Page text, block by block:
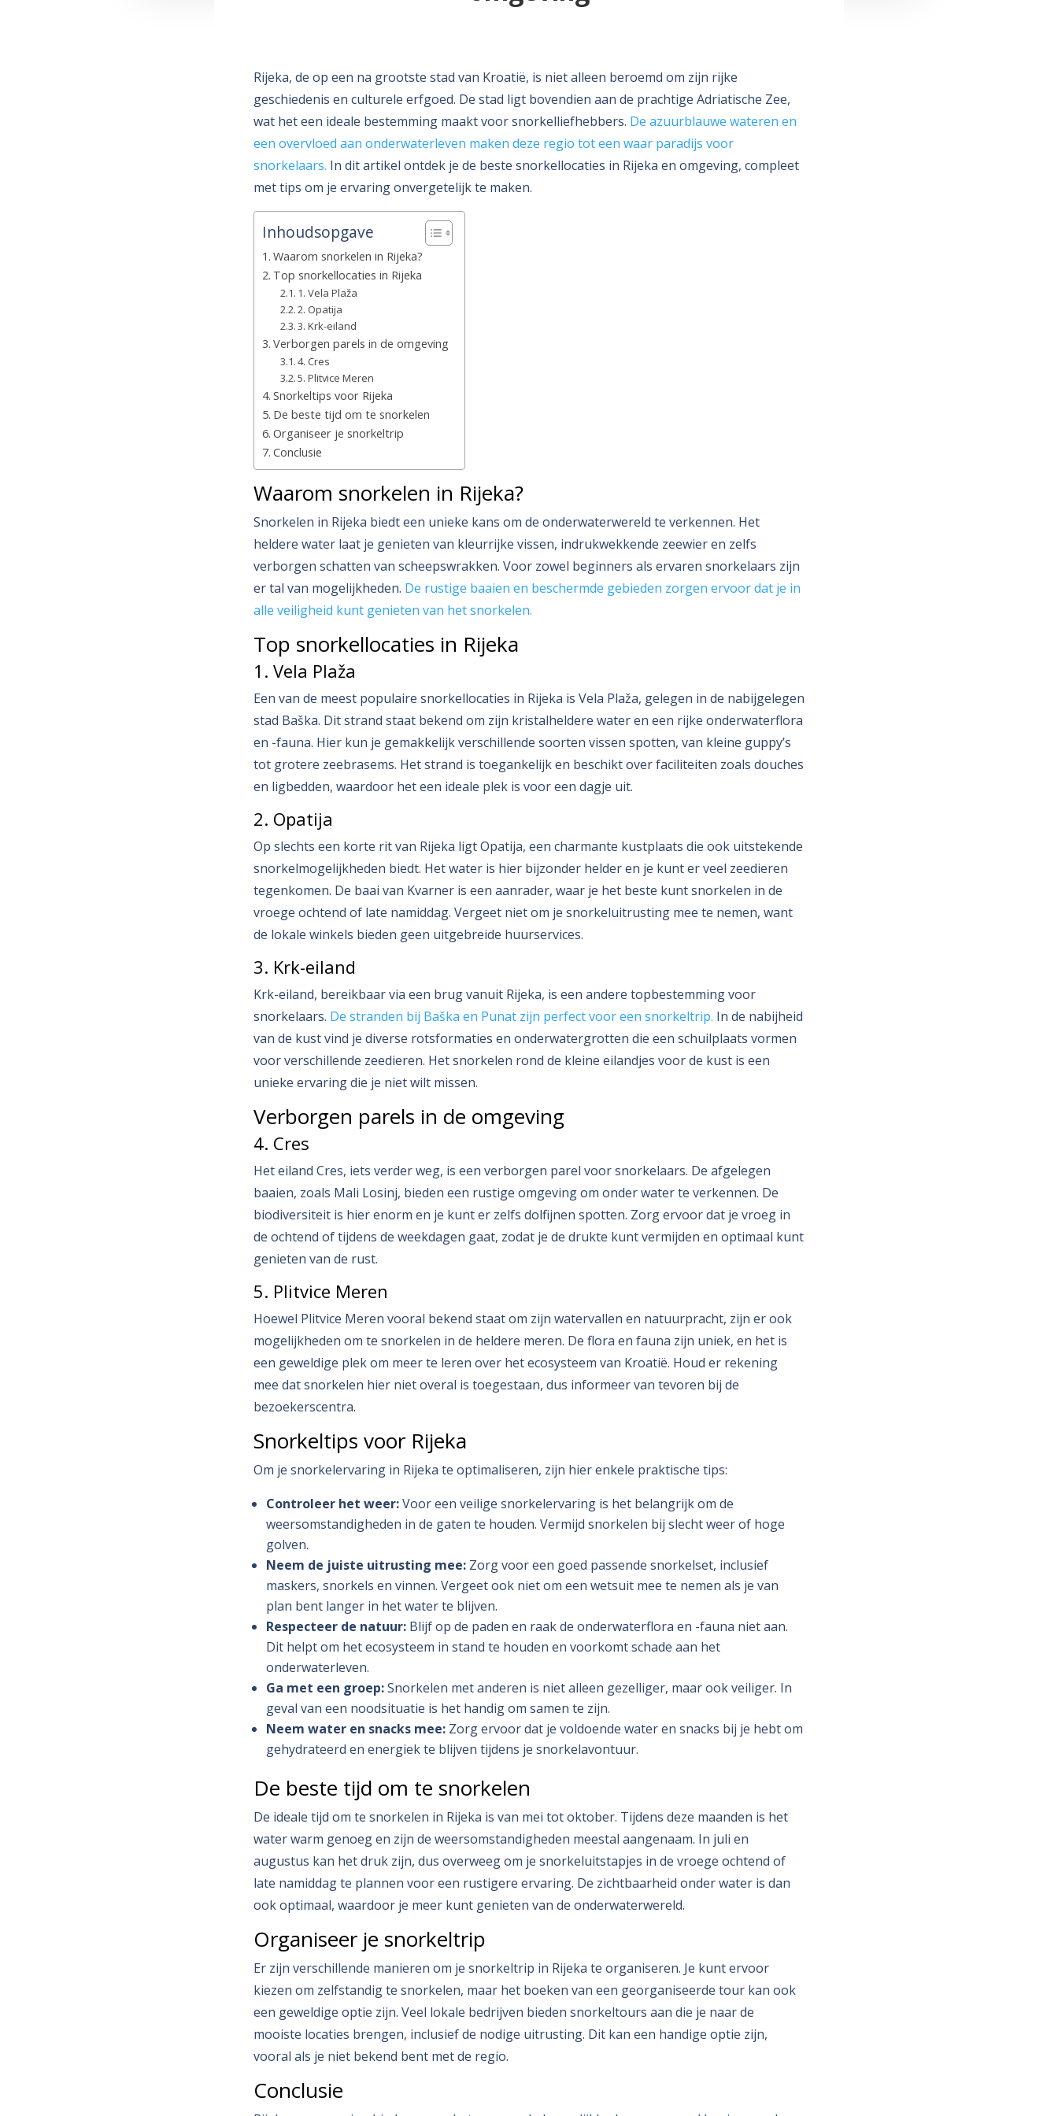
Rijeka, de op een na grootste stad van Kroatië, is niet alleen beroemd om zijn rijke
geschiedenis en culturele erfgoed. De stad ligt bovendien aan de prachtige Adriatische Zee,
wat het een ideale bestemming maakt voor snorkelliefhebbers. De azuurblauwe wateren en
een overvloed aan onderwaterleven maken deze regio tot een waar paradijs voor
snorkelaars. In dit artikel ontdek je de beste snorkellocaties in Rijeka en omgeving, compleet
met tips om je ervaring onvergetelijk te maken.
Inhoudsopgave
Waarom snorkelen in Rijeka?
Top snorkellocaties in Rijeka
1. Vela Plaža
2. Opatija
3. Krk-eiland
Verborgen parels in de omgeving
4. Cres
5. Plitvice Meren
Snorkeltips voor Rijeka
De beste tijd om te snorkelen
Organiseer je snorkeltrip
Conclusie
Waarom snorkelen in Rijeka?
Snorkelen in Rijeka biedt een unieke kans om de onderwaterwereld te verkennen. Het
heldere water laat je genieten van kleurrijke vissen, indrukwekkende zeewier en zelfs
verborgen schatten van scheepswrakken. Voor zowel beginners als ervaren snorkelaars zijn
er tal van mogelijkheden. De rustige baaien en beschermde gebieden zorgen ervoor dat je in
alle veiligheid kunt genieten van het snorkelen.
Top snorkellocaties in Rijeka
1. Vela Plaža
Een van de meest populaire snorkellocaties in Rijeka is Vela Plaža, gelegen in de nabijgelegen
stad Baška. Dit strand staat bekend om zijn kristalheldere water en een rijke onderwaterflora
en -fauna. Hier kun je gemakkelijk verschillende soorten vissen spotten, van kleine guppy’s
tot grotere zeebrasems. Het strand is toegankelijk en beschikt over faciliteiten zoals douches
en ligbedden, waardoor het een ideale plek is voor een dagje uit.
2. Opatija
Op slechts een korte rit van Rijeka ligt Opatija, een charmante kustplaats die ook uitstekende
snorkelmogelijkheden biedt. Het water is hier bijzonder helder en je kunt er veel zeedieren
tegenkomen. De baai van Kvarner is een aanrader, waar je het beste kunt snorkelen in de
vroege ochtend of late namiddag. Vergeet niet om je snorkeluitrusting mee te nemen, want
de lokale winkels bieden geen uitgebreide huurservices.
3. Krk-eiland
Krk-eiland, bereikbaar via een brug vanuit Rijeka, is een andere topbestemming voor
snorkelaars. De stranden bij Baška en Punat zijn perfect voor een snorkeltrip. In de nabijheid
van de kust vind je diverse rotsformaties en onderwatergrotten die een schuilplaats vormen
voor verschillende zeedieren. Het snorkelen rond de kleine eilandjes voor de kust is een
unieke ervaring die je niet wilt missen.
Verborgen parels in de omgeving
4. Cres
Het eiland Cres, iets verder weg, is een verborgen parel voor snorkelaars. De afgelegen
baaien, zoals Mali Losinj, bieden een rustige omgeving om onder water te verkennen. De
biodiversiteit is hier enorm en je kunt er zelfs dolfijnen spotten. Zorg ervoor dat je vroeg in
de ochtend of tijdens de weekdagen gaat, zodat je de drukte kunt vermijden en optimaal kunt
genieten van de rust.
5. Plitvice Meren
Hoewel Plitvice Meren vooral bekend staat om zijn watervallen en natuurpracht, zijn er ook
mogelijkheden om te snorkelen in de heldere meren. De flora en fauna zijn uniek, en het is
een geweldige plek om meer te leren over het ecosysteem van Kroatië. Houd er rekening
mee dat snorkelen hier niet overal is toegestaan, dus informeer van tevoren bij de
bezoekerscentra.
Snorkeltips voor Rijeka
Om je snorkelervaring in Rijeka te optimaliseren, zijn hier enkele praktische tips:
Controleer het weer:Voor een veilige snorkelervaring is het belangrijk om de
weersomstandigheden in de gaten te houden. Vermijd snorkelen bij slecht weer of hoge
golven.
Neem de juiste uitrusting mee: Zorg voor een goed passende snorkelset, inclusief
maskers, snorkels en vinnen. Vergeet ook niet om een wetsuit mee te nemen als je van
plan bent langer in het water te blijven.
Respecteer de natuur: Blijf op de paden en raak de onderwaterflora en -fauna niet aan.
Dit helpt om het ecosysteem in stand te houden en voorkomt schade aan het
onderwaterleven.
Ga met een groep:Snorkelen met anderen is niet alleen gezelliger, maar ook veiliger. In
geval van een noodsituatie is het handig om samen te zijn.
Neem water en snacks mee: Zorg ervoor dat je voldoende water en snacks bij je hebt om
gehydrateerd en energiek te blijven tijdens je snorkelavontuur.
De beste tijd om te snorkelen
De ideale tijd om te snorkelen in Rijeka is van mei tot oktober. Tijdens deze maanden is het
water warm genoeg en zijn de weersomstandigheden meestal aangenaam. In juli en
augustus kan het druk zijn, dus overweeg om je snorkeluitstapjes in de vroege ochtend of
late namiddag te plannen voor een rustigere ervaring. De zichtbaarheid onder water is dan
ook optimaal, waardoor je meer kunt genieten van de onderwaterwereld.
Organiseer je snorkeltrip
Er zijn verschillende manieren om je snorkeltrip in Rijeka te organiseren. Je kunt ervoor
kiezen om zelfstandig te snorkelen, maar het boeken van een georganiseerde tour kan ook
een geweldige optie zijn. Veel lokale bedrijven bieden snorkeltours aan die je naar de
mooiste locaties brengen, inclusief de nodige uitrusting. Dit kan een handige optie zijn,
vooral als je niet bekend bent met de regio.
Conclusie